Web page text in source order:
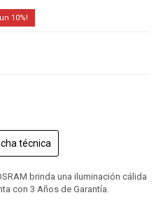
10
técnica
brinda una iluminación cálida
con 3 Años de Garantía.